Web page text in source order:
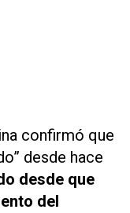
confirmó que
desde hace
desde que
del